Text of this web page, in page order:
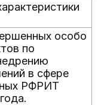
особо
по
в сфере
РФРИТ